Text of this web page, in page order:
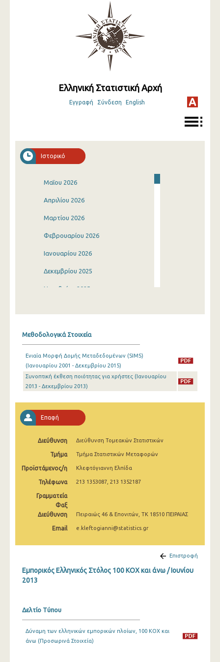
Ελληνική Στατιστική Αρχή
Εγγραφή Σύνδεση English
Ιστορικό
Μαΐου 2026
Απριλίου 2026
Μαρτίου 2026
Φεβρουαρίου 2026
Ιανουαρίου 2026
Δεκεμβρίου 2025
Νοεμβρίου 2025
Ιουλίου 2025
Ιουνίου 2025
Απριλίου 2025
Ιανουαρίου 2025
Δεκεμβρίου 2024
Νοεμβρίου 2024
Οκτωβρίου 2024
Ιουλίου 2024
Μαΐου 2024
Μαρτίου 2024
Μεθοδολογικά Στοιχεία
Ενιαία Μορφή Δομής Μεταδεδομένων (SIMS)
(Ιανουαρίου 2001 - Δεκεμβρίου 2015)
Συνοπτική έκθεση ποιότητας για χρήστες (Ιανουαρίου
2013 - Δεκεμβρίου 2013)
Επαφή
Διεύθυνση Διεύθυνση Τομεακών Στατιστικών
Τμήμα Τμήμα Στατιστικών Μεταφορών
Προϊστάμενος/η Κλεφτόγιαννη Ελπίδα
Τηλέφωνα 213 1353087, 213 1352187
Γραμματεία
Φαξ
Διεύθυνση
Πειραιώς 46 & Επονιτών, ΤΚ 18510 ΠΕΙΡΑΙΑΣ
Email e.kleftogianni@statistics.gr
Επιστροφή
Εμπορικός Ελληνικός Στόλος 100 ΚΟΧ και άνω / Ιουνίου
2013
Δελτίο Τύπου
Δύναμη των ελληνικών εμπορικών πλοίων, 100 ΚΟΧ και
άνω (Προσωρινά Στοιχεία)